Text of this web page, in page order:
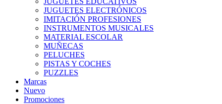
JUGUETES ELECTRÓNICOS
IMITACIÓN PROFESIONES
INSTRUMENTOS MUSICALES
MATERIAL ESCOLAR
MUÑECAS
PELUCHES
PISTAS Y COCHES
PUZZLES
Marcas
Nuevo
Promociones